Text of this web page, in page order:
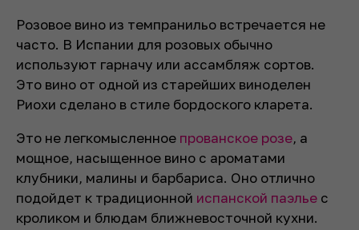
Розовое вино из темпранильо встречается не
часто. В Испании для розовых обычно
используют гарначу или ассамбляж сортов.
Это вино от одной из старейших виноделен
Риохи сделано в стиле бордоского кларета.
Это не легкомысленное прованское розе, а
мощное, насыщенное вино с ароматами
клубники, малины и барбариса. Оно отлично
подойдет к традиционной испанской паэлье с
кроликом и блюдам ближневосточной кухни.